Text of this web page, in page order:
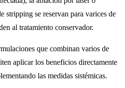
stripping se reservan para varices de
al tratamiento conservador.
que combinan varios de
aplicar los beneficios directamente
las medidas sistémicas.